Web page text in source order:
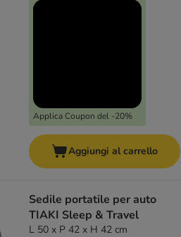
Applica Coupon del -20%
Aggiungi al carrello
Sedile portatile per auto
TIAKI Sleep & Travel
L 50 x P 42 x H 42 cm